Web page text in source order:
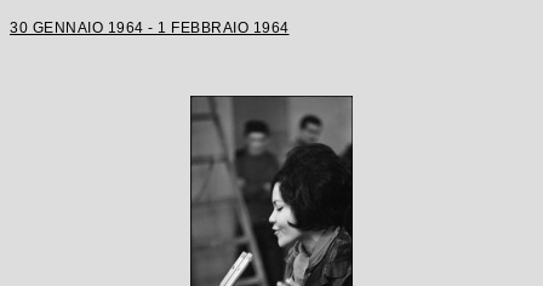
30 GENNAIO 1964 - 1 FEBBRAIO 1964